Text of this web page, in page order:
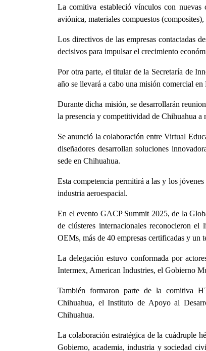
La comitiva estableció vínculos con nuevas
aviónica, materiales compuestos
Los directivos de las empresas contactadas
decisivos para impulsar el crecimiento
Por otra parte, el titular de la Secretaría de
año se llevará a cabo una misión comercial
Durante dicha misión, se desarrollarán
la presencia y competitividad de Chihuahua a
Se anunció la colaboración entre Virtual
diseñadores desarrollan soluciones
sede en Chihuahua.
Esta competencia permitirá a las y los
industria aeroespacial.
En el evento GACP Summit 2025, de la
de clústeres internacionales reconocieron
OEMs, más de 40 empresas certificadas y un
La delegación estuvo conformada por
Intermex, American Industries, el Gobierno
También formaron parte de la comitiva
Chihuahua, el Instituto de Apoyo al
Chihuahua.
La colaboración estratégica de la cuádruple
Gobierno, academia, industria y sociedad